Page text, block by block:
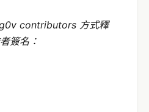
contributors 方式釋
簽名：